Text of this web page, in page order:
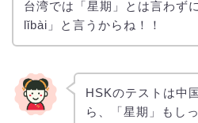
台湾では「星期」とは言わず
lǐbài」と言うからね！！
HSKのテストは中
ら、「星期」もし